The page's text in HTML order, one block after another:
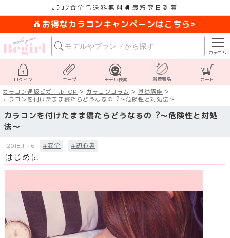
ｶﾗｺﾝ 全品送料無料 最短翌日到着
お得なカラコンキャンペーンはこちら>
カテゴリ
ログイン キープ モデル検索 新着商品 カート
カラコン通販ビガールTOP カラコンコラム
基礎講座
カラコンを付けたまま寝たらどうなるの︖〜危険性と対処法〜
カラコンを付けたまま寝たらどうなるの︖〜危険性と対処
法〜
2018.11.16 #安全 #初心者
はじめに